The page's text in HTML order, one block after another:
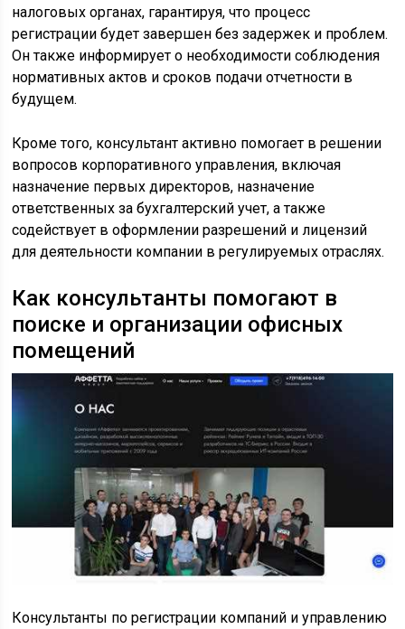
налоговых органах, гарантируя, что процесс
регистрации будет завершен без задержек и проблем.
Он также информирует о необходимости соблюдения
нормативных актов и сроков подачи отчетности в
будущем.
Кроме того, консультант активно помогает в решении
вопросов корпоративного управления, включая
назначение первых директоров, назначение
ответственных за бухгалтерский учет, а также
содействует в оформлении разрешений и лицензий
для деятельности компании в регулируемых отраслях.
Как консультанты помогают в
поиске и организации офисных
помещений
Консультанты по регистрации компаний и управлению